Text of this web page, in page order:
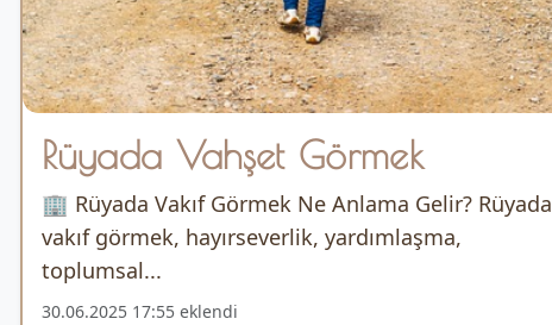
Rüyada Vahşet Görmek
🏢 Rüyada Vakıf Görmek Ne Anlama Gelir? Rüyada
vakıf görmek, hayırseverlik, yardımlaşma,
toplumsal...
30.06.2025 17:55 eklendi